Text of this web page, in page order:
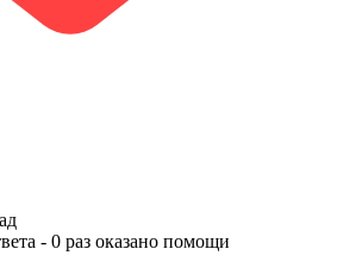
- 0 раз оказано помощи